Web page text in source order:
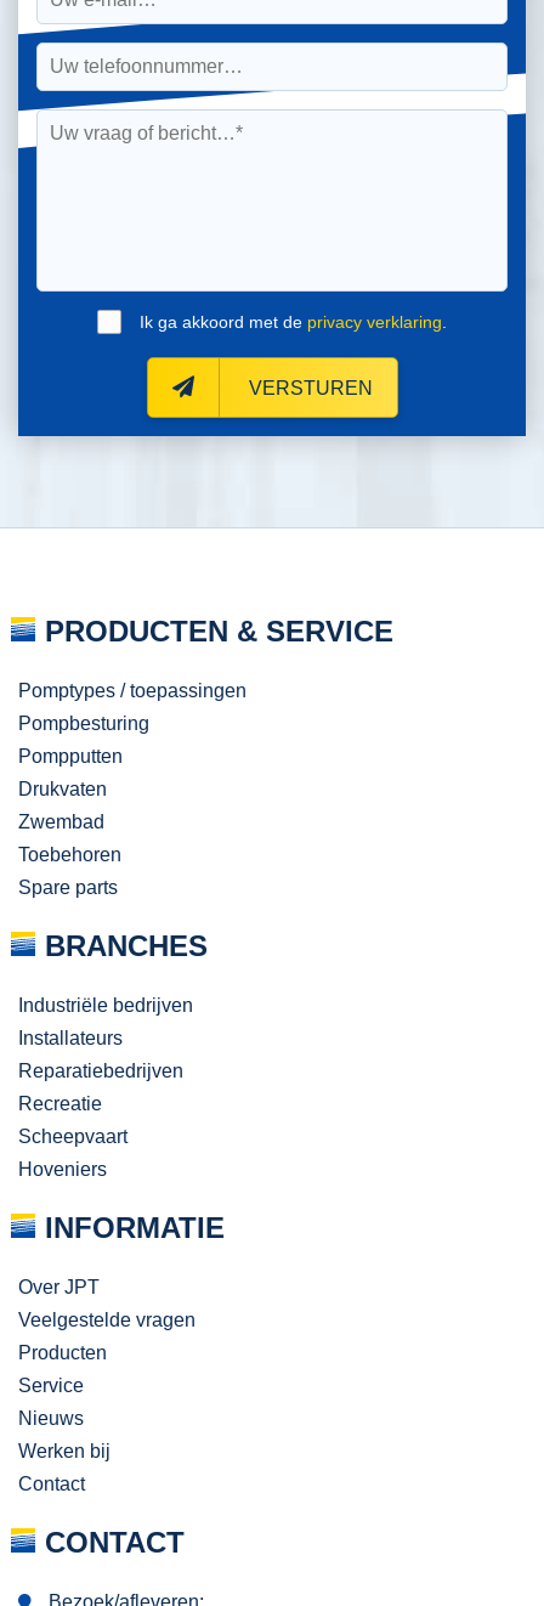
Ik ga akkoord met de privacy verklaring
VERSTUREN
PRODUCTEN & SERVICE
Pomptypes / toepassingen
Pompbesturing
Pompputten
Drukvaten
Zwembad
Toebehoren
Spare parts
BRANCHES
Industriële bedrijven
Installateurs
Reparatiebedrijven
Recreatie
Scheepvaart
Hoveniers
INFORMATIE
Over JPT
Veelgestelde vragen
Producten
Service
Nieuws
Werken bij
Contact
CONTACT
Bezoek/afleveren: